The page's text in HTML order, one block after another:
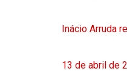
Inácio Arruda
13 de abril de